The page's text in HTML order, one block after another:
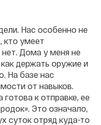
Нас особенно не
кто умеет
Дома у меня не
держать оружие и
На базе нас
от навыков.
к отправке, ее
Это означало,
суток отряд куда-то